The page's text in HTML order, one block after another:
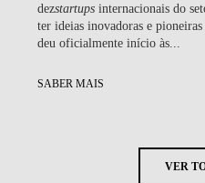
dezstartups internacionais do
ter ideias inovadoras e
deu oficialmente início às...
SABER MAIS
VER